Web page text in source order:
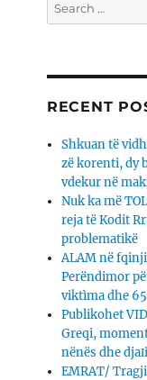
for:
RECENT
Shkuan të
zë korenti, dy
vdekur në
Nuk ka më
reja të Kodit
problematikë
ALAM në
Perëndimor
viktìma dhe
Publikohet
Greqi,
nënës dhe
EMRAT/